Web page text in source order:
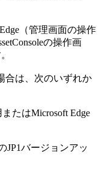
（管理画面の操作
の操作画
合は、次のいずれか
たはMicrosoft Edge
JP1バージョンアッ